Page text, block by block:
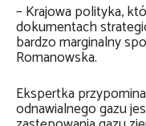
– Krajowa polityka,
dokumentach
bardzo marginalny
Romanowska.
Ekspertka
odnawialnego gazu